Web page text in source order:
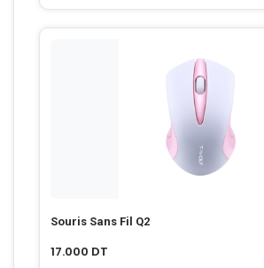
Souris Sans Fil Q2
17.000 DT